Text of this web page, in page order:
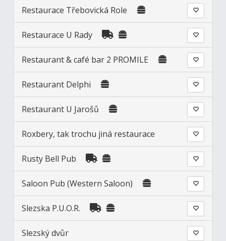
Restaurace Třebovická Role
Restaurace U Rady
Restaurant & café bar 2 PROMILE
Restaurant Delphi
Restaurant U Jarošů
Roxbery, tak trochu jiná restaurace
Rusty Bell Pub
Saloon Pub (Western Saloon)
Slezska P.U.O.R.
Slezský dvůr